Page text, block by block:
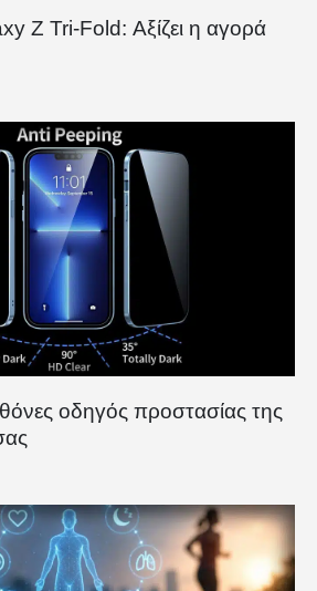
Z Tri-Fold: Αξίζει η αγορά
οδηγός προστασίας της